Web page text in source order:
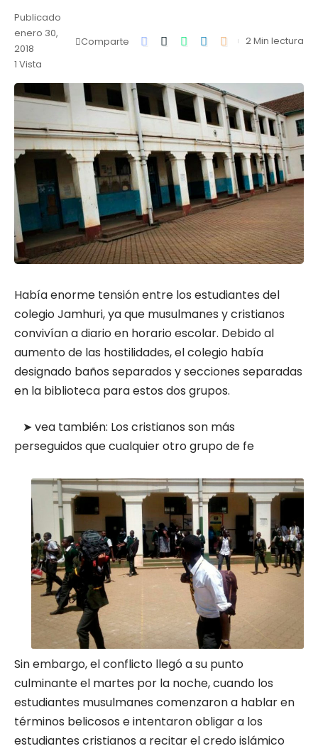
Publicado
enero 30,
2018
1 Vista
Comparte 2 Min lectura
Había enorme tensión entre los estudiantes del
colegio Jamhuri, ya que musulmanes y cristianos
convivían a diario en horario escolar. Debido al
aumento de las hostilidades, el colegio había
designado baños separados y secciones separadas
en la biblioteca para estos dos grupos.
➤ vea también: Los cristianos son más
perseguidos que cualquier otro grupo de fe
Sin embargo, el conflicto llegó a su punto
culminante el martes por la noche, cuando los
estudiantes musulmanes comenzaron a hablar en
términos belicosos e intentaron obligar a los
estudiantes cristianos a recitar el credo islámico